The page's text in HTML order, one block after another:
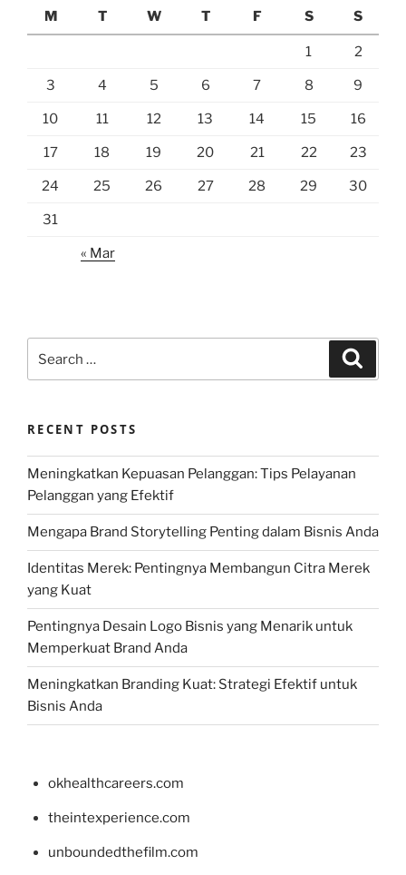
M
T W T F S S
1 2
3 4 5 6 7 8 9
10 11 12 13 14 15 16
17 18 19 20 21 22 23
24 25 26 27 28 29 30
31
« Mar
for:
RECENT POSTS
Meningkatkan Kepuasan Pelanggan: Tips Pelayanan
Pelanggan yang Efektif
Mengapa Brand Storytelling Penting dalam Bisnis Anda
Identitas Merek: Pentingnya Membangun Citra Merek
yang Kuat
Pentingnya Desain Logo Bisnis yang Menarik untuk
Memperkuat Brand Anda
Meningkatkan Branding Kuat: Strategi Efektif untuk
Bisnis Anda
okhealthcareers.com
theintexperience.com
unboundedthefilm.com